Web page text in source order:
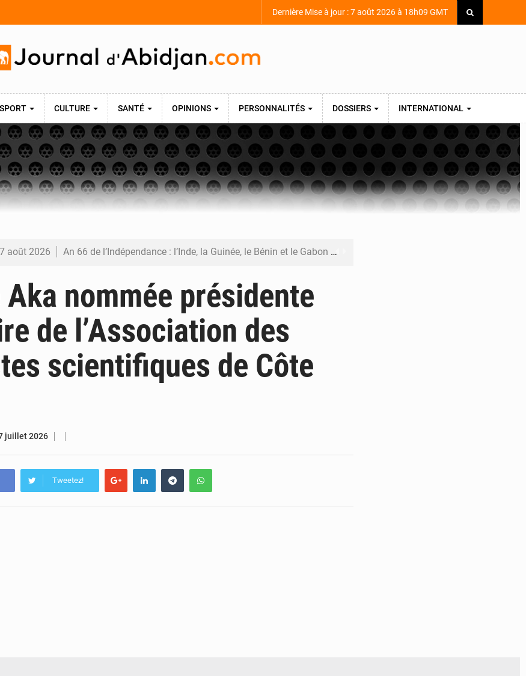
Dernière Mise à jour : 7 août 2026 à 18h09 GMT
SPORT CULTURE SANTÉ OPINIONS PERSONNALITÉS DOSSIERS INTERNATIONAL
août 2026 An 66 de l’Indépendance : l’Inde, la Guinée, le Bénin et le Gabon donnent une dimension internationale au défilé de Yopougon
août 2026 Indépendance 2026 : Alassane Ouattara annonce une réforme électorale et gracie 2 064 détenus
7 août 2026 An 66 de l’Indépendance : l’intégralité du message à la Nation du président Alassane Ouattara
août 2026 Daloa : décès du colonel Karim Traoré, commandant de la Section de recherches de la gendarmerie après une activité sportive
nommée présidente
de l’Association des
scientifiques de Côte
juillet 2026
Tweetez!